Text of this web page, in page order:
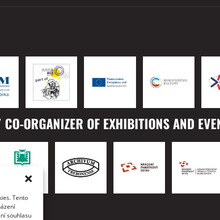
Tento
souhlasu
ORGANIZER OF EXHIBITIONS AND